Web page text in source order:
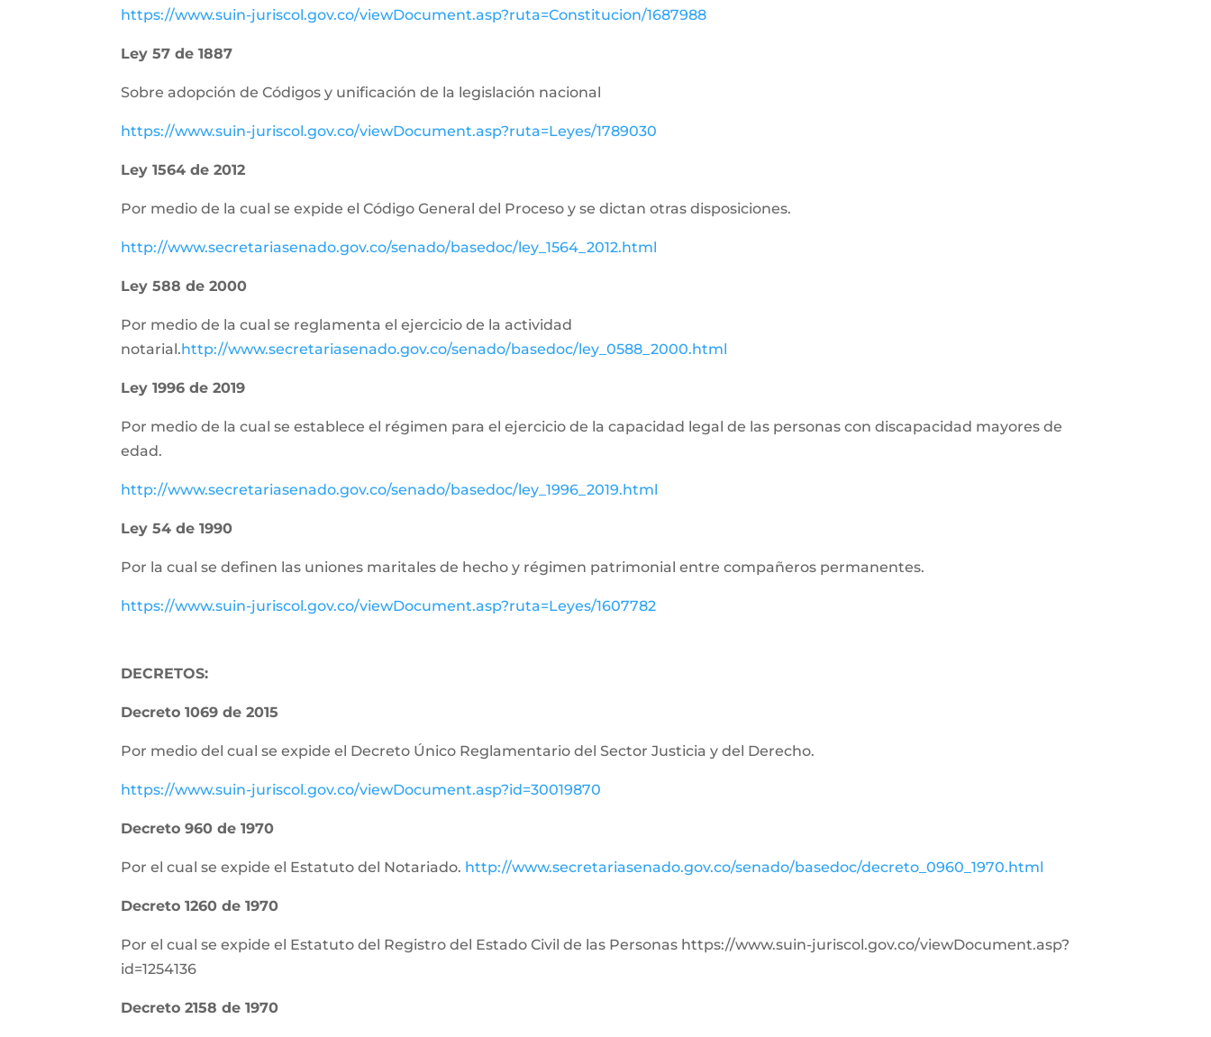
https://www.suin-juriscol.gov.co/viewDocument.asp?ruta=Constitucion/1687988
Ley 57 de 1887
Sobre adopción de Códigos y unificación de la legislación nacional
https://www.suin-juriscol.gov.co/viewDocument.asp?ruta=Leyes/1789030
Ley 1564 de 2012
Por medio de la cual se expide el Código General del Proceso y se dictan otras disposiciones.
http://www.secretariasenado.gov.co/senado/basedoc/ley_1564_2012.html
Ley 588 de 2000
Por medio de la cual se reglamenta el ejercicio de la actividad
notarial.http://www.secretariasenado.gov.co/senado/basedoc/ley_0588_2000.html
Ley 1996 de 2019
Por medio de la cual se establece el régimen para el ejercicio de la capacidad legal de las personas con discapacidad mayores de
edad.
http://www.secretariasenado.gov.co/senado/basedoc/ley_1996_2019.html
Ley 54 de 1990
Por la cual se definen las uniones maritales de hecho y régimen patrimonial entre compañeros permanentes.
https://www.suin-juriscol.gov.co/viewDocument.asp?ruta=Leyes/1607782
DECRETOS:
Decreto 1069 de 2015
Por medio del cual se expide el Decreto Único Reglamentario del Sector Justicia y del Derecho.
https://www.suin-juriscol.gov.co/viewDocument.asp?id=30019870
Decreto 960 de 1970
Por el cual se expide el Estatuto del Notariado. http://www.secretariasenado.gov.co/senado/basedoc/decreto_0960_1970.html
Decreto 1260 de 1970
Por el cual se expide el Estatuto del Registro del Estado Civil de las Personas https://www.suin-juriscol.gov.co/viewDocument.asp?
id=1254136
Decreto 2158 de 1970